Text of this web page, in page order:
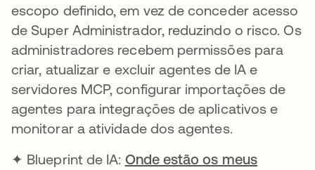
escopo definido, em vez de conceder acesso
de Super Administrador, reduzindo o risco. Os
administradores recebem permissões para
criar, atualizar e excluir agentes de IA e
servidores MCP, configurar importações de
agentes para integrações de aplicativos e
monitorar a atividade dos agentes.
✦ Blueprint de IA: Onde estão os meus